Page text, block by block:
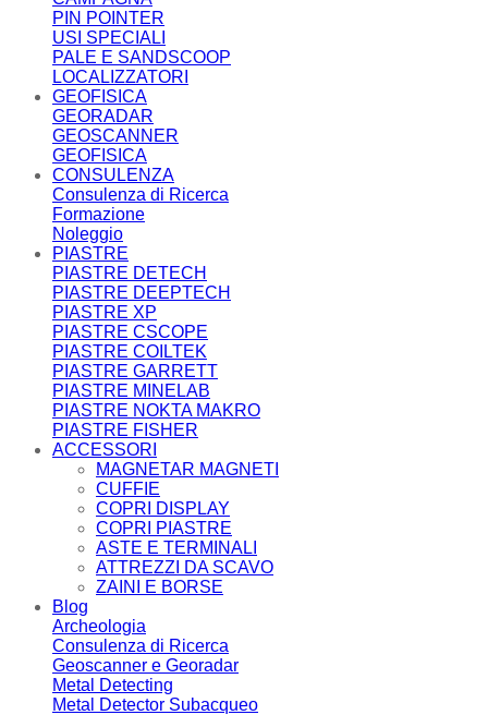
PIN POINTER
USI SPECIALI
PALE E SANDSCOOP
LOCALIZZATORI
GEOFISICA
GEORADAR
GEOSCANNER
GEOFISICA
CONSULENZA
Consulenza di Ricerca
Formazione
Noleggio
PIASTRE
PIASTRE DETECH
PIASTRE DEEPTECH
PIASTRE XP
PIASTRE CSCOPE
PIASTRE COILTEK
PIASTRE GARRETT
PIASTRE MINELAB
PIASTRE NOKTA MAKRO
PIASTRE FISHER
ACCESSORI
MAGNETAR MAGNETI
CUFFIE
COPRI DISPLAY
COPRI PIASTRE
ASTE E TERMINALI
ATTREZZI DA SCAVO
ZAINI E BORSE
Blog
Archeologia
Consulenza di Ricerca
Geoscanner e Georadar
Metal Detecting
Metal Detector Subacqueo